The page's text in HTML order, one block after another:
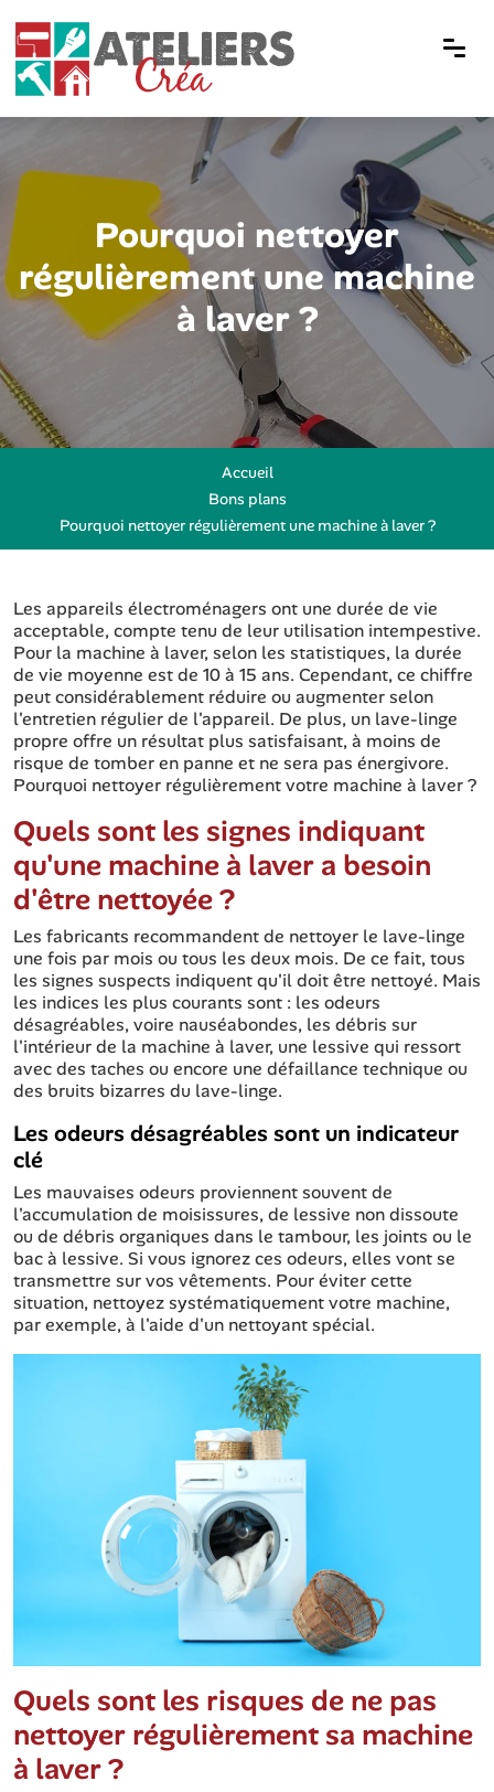
Pourquoi nettoyer
régulièrement une machine
à laver ?
Accueil
Bons plans
Pourquoi nettoyer régulièrement une machine à laver ?
Les appareils électroménagers ont une durée de vie
acceptable, compte tenu de leur utilisation intempestive.
Pour la machine à laver, selon les statistiques, la durée
de vie moyenne est de 10 à 15 ans. Cependant, ce chiffre
peut considérablement réduire ou augmenter selon
l'entretien régulier de l'appareil. De plus, un lave-linge
propre offre un résultat plus satisfaisant, à moins de
risque de tomber en panne et ne sera pas énergivore.
Pourquoi nettoyer régulièrement votre machine à laver ?
Quels sont les signes indiquant
qu'une machine à laver a besoin
d'être nettoyée ?
Les fabricants recommandent de nettoyer le lave-linge
une fois par mois ou tous les deux mois. De ce fait, tous
les signes suspects indiquent qu'il doit être nettoyé. Mais
les indices les plus courants sont : les odeurs
désagréables, voire nauséabondes, les débris sur
l'intérieur de la machine à laver, une lessive qui ressort
avec des taches ou encore une défaillance technique ou
des bruits bizarres du lave-linge.
Les odeurs désagréables sont un indicateur
clé
Les mauvaises odeurs proviennent souvent de
l'accumulation de moisissures, de lessive non dissoute
ou de débris organiques dans le tambour, les joints ou le
bac à lessive. Si vous ignorez ces odeurs, elles vont se
transmettre sur vos vêtements. Pour éviter cette
situation, nettoyez systématiquement votre machine,
par exemple, à l'aide d'un nettoyant spécial.
Quels sont les risques de ne pas
nettoyer régulièrement sa machine
à laver ?